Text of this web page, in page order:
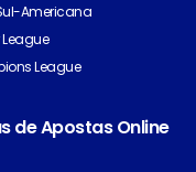
Americana
League
League
de Apostas Online